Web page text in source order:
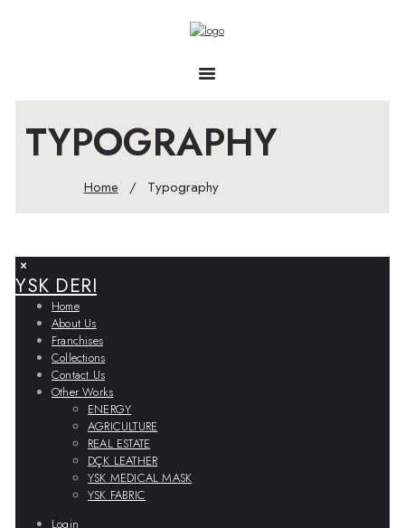
TYPOGRAPHY
Home Typography
YSK DERI
Home
About Us
Franchises
Collections
Contact Us
Other Works
ENERGY
AGRICULTURE
REAL ESTATE
DÇK LEATHER
YSK MEDICAL MASK
YSK FABRIC
Login